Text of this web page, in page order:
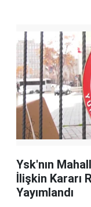
Ysk'nın
İlişkin Kararı
Yayımlandı